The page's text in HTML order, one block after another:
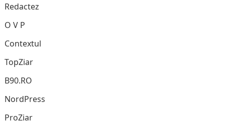
Redactez
O V P
Contextul
TopZiar
B90.RO
NordPress
ProZiar